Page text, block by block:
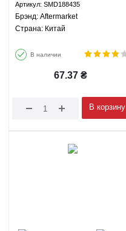
- SMD188435 Aftermarket
Артикул: SMD188435
Брэнд: Aftermarket
Страна: Китай
В наличии
67.37₴
В корзину